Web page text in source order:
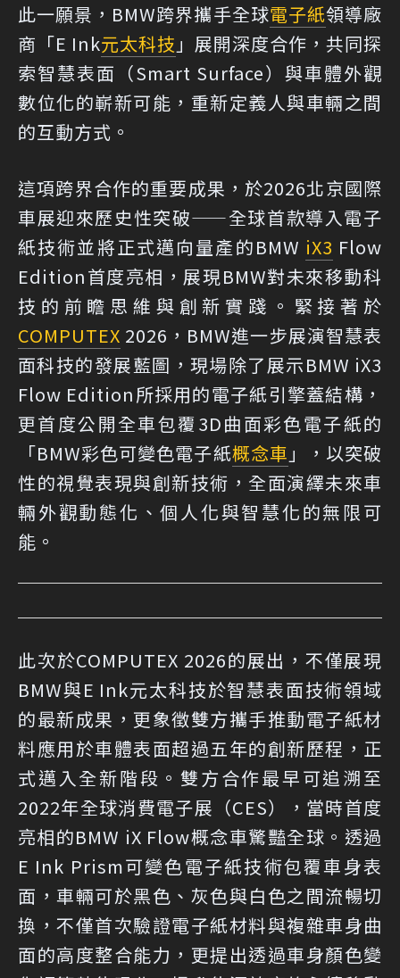
此一願景，BMW跨界攜手全球電子紙領導廠
商「E Ink元太科技 」展開深度合作，共同探
索智慧表面（Smart Surface）與車體外觀
數位化的嶄新可能，重新定義人與車輛之間
的互動方式。
這項跨界合作的重要成果，於2026北京國際
車展迎來歷史性突破——全球首款導入電子
紙技術並將正式邁向量產的BMW iX3 Flow
Edition首度亮相，展現BMW對未來移動科
技的前瞻思維與創新實踐。緊接著於
COMPUTEX 2026，BMW進一步展演智慧表
面科技的發展藍圖，現場除了展示BMW iX3
Flow Edition所採用的電子紙引擎蓋結構，
更首度公開全車包覆3D曲面彩色電子紙的
「BMW彩色可變色電子紙概念車 」，以突破
性的視覺表現與創新技術，全面演繹未來車
輛外觀動態化、個人化與智慧化的無限可
能。
此次於COMPUTEX 2026的展出，不僅展現
BMW與E Ink元太科技於智慧表面技術領域
的最新成果，更象徵雙方攜手推動電子紙材
料應用於車體表面超過五年的創新歷程，正
式邁入全新階段。雙方合作最早可追溯至
2022年全球消費電子展（CES），當時首度
亮相的BMW iX Flow概念車驚豔全球。透過
E Ink Prism可變色電子紙技術包覆車身表
面，車輛可於黑色、灰色與白色之間流暢切
換，不僅首次驗證電子紙材料與複雜車身曲
面的高度整合能力，更提出透過車身顏色變